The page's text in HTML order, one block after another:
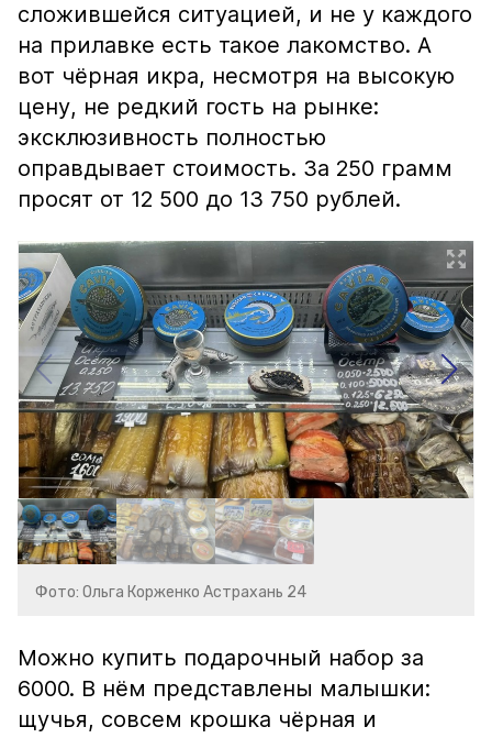
сложившейся ситуацией, и не у каждого
на прилавке есть такое лакомство. А
вот чёрная икра, несмотря на высокую
цену, не редкий гость на рынке:
эксклюзивность полностью
оправдывает стоимость. За 250 грамм
просят от 12 500 до 13 750 рублей.
Фото: Ольга Корженко Астрахань 24
Можно купить подарочный набор за
6000. В нём представлены малышки:
щучья, совсем крошка чёрная и